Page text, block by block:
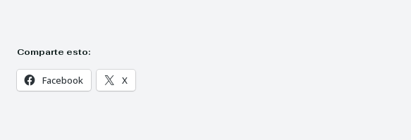
Comparte esto:
Facebook X